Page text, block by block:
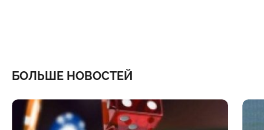
БОЛЬШЕ НОВОСТЕЙ